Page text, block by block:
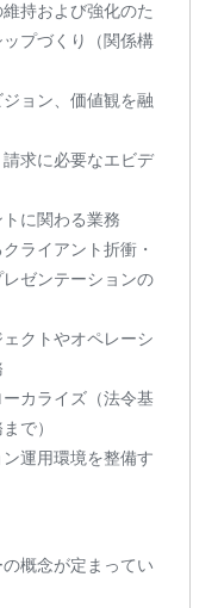
持および強化のた
プづくり（関係構
ョン、価値観を融
求に必要なエビデ
に関わる業務
ライアント折衝・
ゼンテーションの
クトやオペレーシ
カライズ（法令基
で）
運用環境を整備す
概念が定まってい